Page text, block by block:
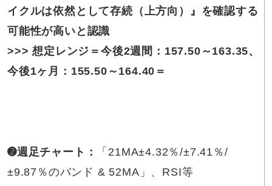
イクルは依然として存続（上方向）』を確認する
可能性が高いと認識
>>>想定レンジ＝今後2週間 ： 157.50～163.35、
今後1ヶ月： 155.50～164.40 ＝
➋週足チャート ：
「21MA±4.32％/±7.41％/
±9.87％のバンド & 52MA」、RSI等